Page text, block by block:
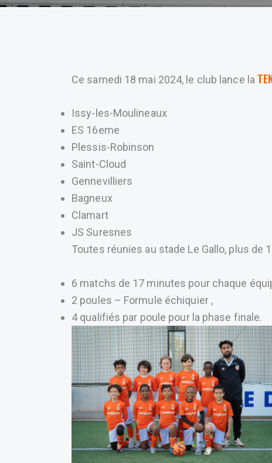
Ce samedi 18 mai 2024, le club lance la
Issy-les-Moulineaux
ES 16eme
Plessis-Robinson
Saint-Cloud
Gennevilliers
Bagneux
Clamart
JS Suresnes
Toutes réunies au stade Le Gallo, plus
6 matchs de 17 minutes pour chaque
2 poules – Formule échiquier ,
4 qualifiés par poule pour la phase finale.